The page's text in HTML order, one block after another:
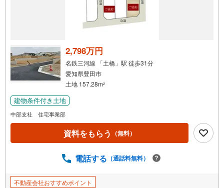
2,798万円
名鉄三河線 「土橋」駅 徒歩31分
愛知県豊田市
土地 157.28m2
建物条件付き土地
中部支社 住宅事業部
資料をもらう （無料）
電話する （通話料無料）
不動産会社おすすめポイント